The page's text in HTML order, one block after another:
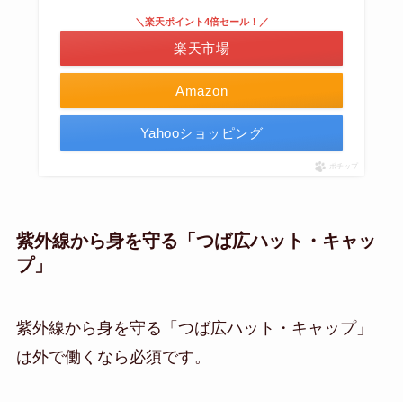
Amazon
＼楽天ポイント4倍セール！／
楽天市場
Yahooショッピング
ポチップ
紫外線から身を守る「つば広ハット・キャッ
プ」
紫外線から身を守る「つば広ハット・キャップ」
は外で働くなら必須です。